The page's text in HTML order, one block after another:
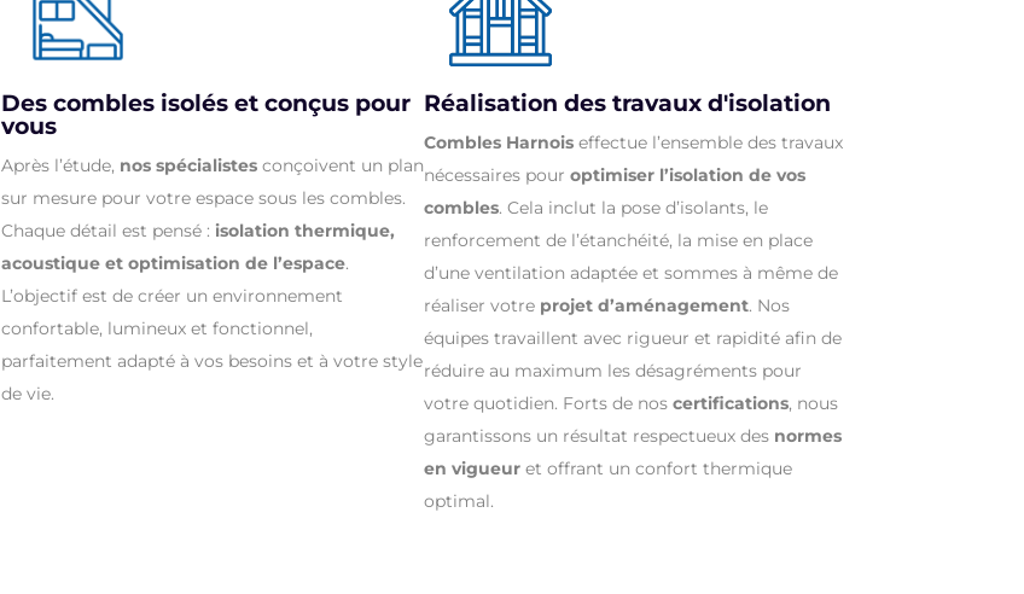
Des combles isolés et conçus pour
vous
Après l’étude, nos spécialistes conçoivent un plan
sur mesure pour votre espace sous les combles.
Chaque détail est pensé : isolation thermique,
acoustique et optimisation de l’espace.
L’objectif est de créer un environnement
confortable, lumineux et fonctionnel,
parfaitement adapté à vos besoins et à votre style
de vie.
Réalisation des travaux d'isolation
Combles Harnois effectue l’ensemble des travaux
nécessaires pour optimiser l’isolation de vos
combles. Cela inclut la pose d’isolants, le
renforcement de l’étanchéité, la mise en place
d’une ventilation adaptée et sommes à même de
réaliser votre projet d’aménagement. Nos
équipes travaillent avec rigueur et rapidité afin de
réduire au maximum les désagréments pour
votre quotidien. Forts de nos certifications, nous
garantissons un résultat respectueux des normes
en vigueur et offrant un confort thermique
optimal.